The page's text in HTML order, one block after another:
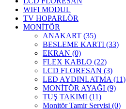
WIFI MODUL
TV HOPARLÖR
MONİTÖR
ANAKART (35)
BESLEME KARTI (33)
EKRAN (0)
FLEX KABLO (22)
LCD FLORESAN (3)
LED AYDINLATMA (11)
MONİTÖR AYAĞI (9)
TUŞ TAKIMI (11)
Monitör Tamir Servisi (0)